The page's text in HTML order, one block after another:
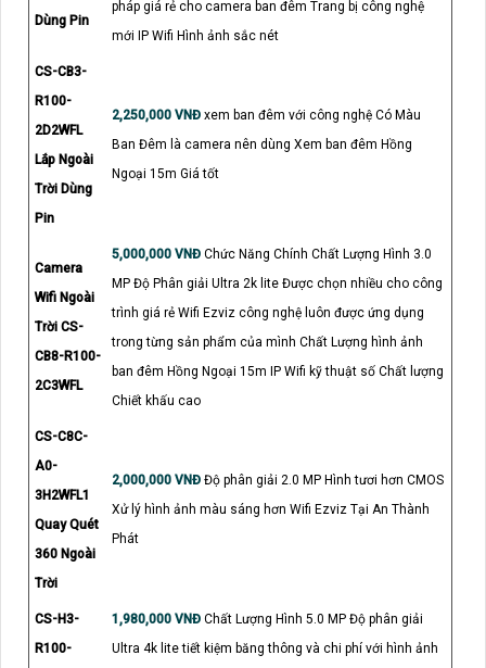
Dùng Pin
pháp giá rẻ cho camera ban đêm Trang bị công nghệ
mới IP Wifi Hình ảnh sắc nét
CS-CB3-
R100-
2D2WFL
Lắp Ngoài
Trời Dùng
Pin
2,250,000 VNĐ xem ban đêm với công nghệ Có Màu
Ban Đêm là camera nên dùng Xem ban đêm Hồng
Ngoại 15m Giá tốt
Camera
Wifi Ngoài
Trời CS-
CB8-R100-
2C3WFL
5,000,000 VNĐ Chức Năng Chính Chất Lượng Hình 3.0
MP Độ Phân giải Ultra 2k lite Được chọn nhiều cho công
trình giá rẻ Wifi Ezviz công nghệ luôn được ứng dụng
trong từng sản phẩm của mình Chất Lượng hình ảnh
ban đêm Hồng Ngoại 15m IP Wifi kỹ thuật số Chất lượng
Chiết khấu cao
CS-C8C-
A0-
3H2WFL1
Quay Quét
360 Ngoài
Trời
2,000,000 VNĐ Độ phân giải 2.0 MP Hình tươi hơn CMOS
Xử lý hình ảnh màu sáng hơn Wifi Ezviz Tại An Thành
Phát
CS-H3-
R100-
1,980,000 VNĐ Chất Lượng Hình 5.0 MP Độ phân giải
Ultra 4k lite tiết kiệm băng thông và chi phí với hình ảnh